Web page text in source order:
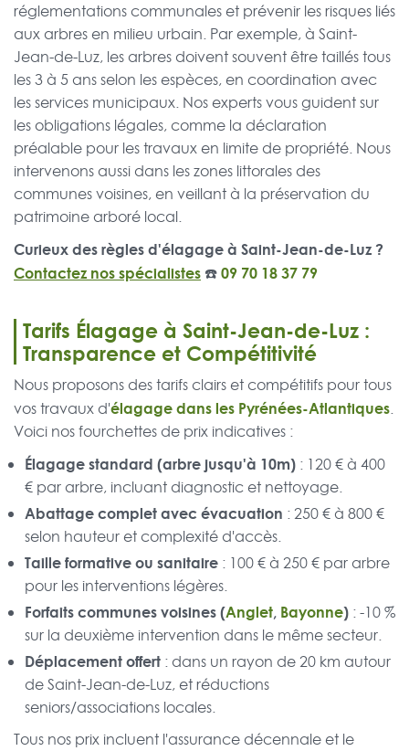
réglementations communales et prévenir les risques liés
aux arbres en milieu urbain. Par exemple, à Saint-
Jean-de-Luz, les arbres doivent souvent être taillés tous
les 3 à 5 ans selon les espèces, en coordination avec
les services municipaux. Nos experts vous guident sur
les obligations légales, comme la déclaration
préalable pour les travaux en limite de propriété. Nous
intervenons aussi dans les zones littorales des
communes voisines, en veillant à la préservation du
patrimoine arboré local.
Curieux des règles d'élagage à Saint-Jean-de-Luz ?
Contactez nos spécialistes ☎️09 70 18 37 79
Tarifs Élagage à Saint-Jean-de-Luz :
Transparence et Compétitivité
Nous proposons des tarifs clairs et compétitifs pour tous
vos travaux d'élagage dans les Pyrénées-Atlantiques.
Voici nos fourchettes de prix indicatives :
Élagage standard (arbre jusqu'à 10m) : 120 € à 400
€ par arbre, incluant diagnostic et nettoyage.
Abattage complet avec évacuation : 250 € à 800 €
selon hauteur et complexité d'accès.
Taille formative ou sanitaire : 100 € à 250 € par arbre
pour les interventions légères.
Forfaits communes voisines (Anglet, Bayonne) : -10 %
sur la deuxième intervention dans le même secteur.
Déplacement offert : dans un rayon de 20 km autour
de Saint-Jean-de-Luz, et réductions
seniors/associations locales.
Tous nos prix incluent l'assurance décennale et le